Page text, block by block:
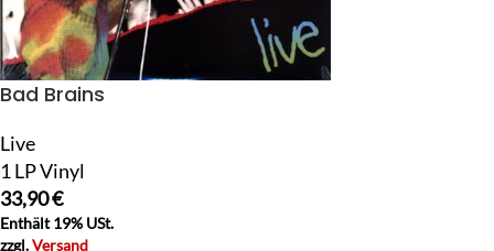
Bad Brains
Live
1 LP Vinyl
33,90€
Enthält 19% USt.
zzgl.Versand